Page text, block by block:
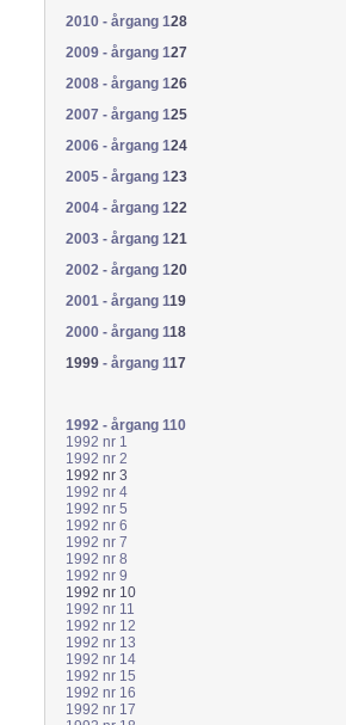
2010 - årgang 128
2009 - årgang 127
2008 - årgang 126
2007 - årgang 125
2006 - årgang 124
2005 - årgang 123
2004 - årgang 122
2003 - årgang 121
2002 - årgang 120
2001 - årgang 119
2000 - årgang 118
1999 - årgang 117
1992 - årgang 110
1992 nr 1
1992 nr 2
1992 nr 3
1992 nr 4
1992 nr 5
1992 nr 6
1992 nr 7
1992 nr 8
1992 nr 9
1992 nr 10
1992 nr 11
1992 nr 12
1992 nr 13
1992 nr 14
1992 nr 15
1992 nr 16
1992 nr 17